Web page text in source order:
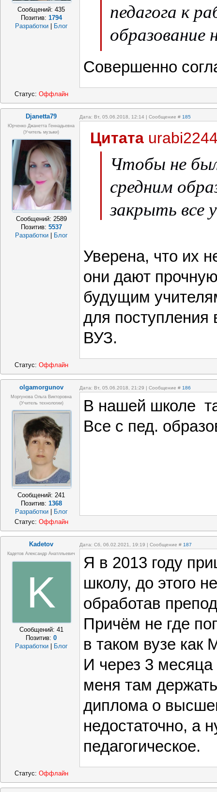
Сообщений:435
Позитив: 1794
Разработки
Блог
педагога к
образование
техникумов
институтов.
Совершенно
Статус: Оффлайн
Djanetta79 Дата: Вт, 05.06.2018, 12:14 | Сообщение # 185
Юрченко Джанетта Геннадьевна
(Учитель музыки)
Сообщений: 2589
Позитив: 5537
Разработки | Блог
Цитата
Чтобы не
средним
закрыть все
Уверена, что их
они дают
будущим
для поступления
ВУЗ.
Статус: Оффлайн
olgamorgunov Дата: Вт, 05.06.2018, 21:29 | Сообщение # 186
Моргунова Ольга Викторовна
(Учитель технологии)
Сообщений: 241
Позитив: 1368
Разработки | Блог
В нашей школе
Все с пед.
Статус: Оффлайн
Kadetov Дата: Сб, 06.02.2021, 19:19 | Сообщение # 187
Кадетов Александр Анатлльевич
K
Сообщений: 41
Позитив:0
Разработки
Блог
Я в 2013 году
школу, до этого
обработав
Причём не где
в таком вузе как
И через 3 месяца
меня там
диплома о
недостаточно, а
педагогическое.
Статус: Оффлайн